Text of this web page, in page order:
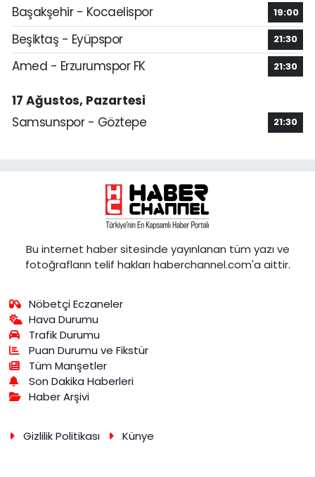
Başakşehir - Kocaelispor
19:00
Beşiktaş - Eyüpspor 21:30
Amed - Erzurumspor FK 21:30
17 Ağustos, Pazartesi
Samsunspor - Göztepe
21:30
Bu internet haber sitesinde yayınlanan tüm yazı ve
fotoğrafların telif hakları haberchannel.com'a aittir.
Nöbetçi Eczaneler
Hava Durumu
Trafik Durumu
Puan Durumu ve Fikstür
Tüm Manşetler
Son Dakika Haberleri
Haber Arşivi
Gizlilik Politikası Künye